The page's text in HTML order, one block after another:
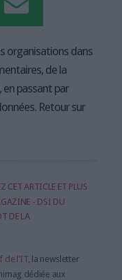
organisations dans
de la
en passant par
Retour sur
CET ARTICLE ET PLUS
- DSI DU
DE LA
de l'IT, la newsletter
dédiée aux